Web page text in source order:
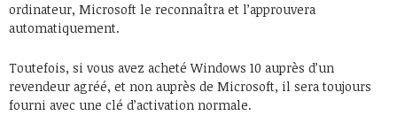
ordinateur, Microsoft le reconnaîtra et l’approuvera
automatiquement.
Toutefois, si vous avez acheté Windows 10 auprès d’un
revendeur agréé, et non auprès de Microsoft, il sera toujours
fourni avec une clé d’activation normale.